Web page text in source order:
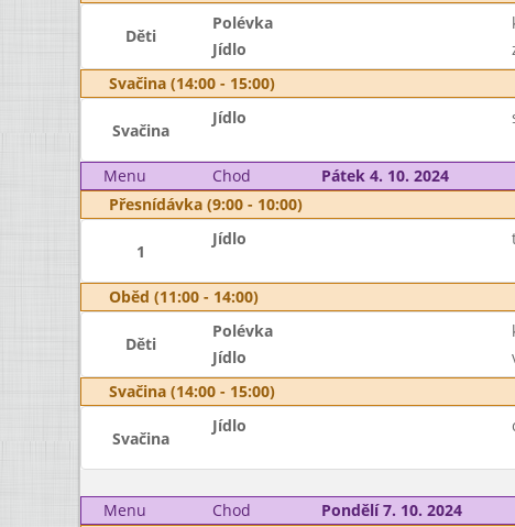
Děti
Polévka
Jídlo
Svačina (14:00 - 15:00)
Svačina
Jídlo
Menu Chod Pátek 4. 10. 2024
Přesnídávka (9:00 - 10:00)
1
Jídlo
Oběd (11:00 - 14:00)
Děti
Polévka
Jídlo
Svačina (14:00 - 15:00)
Svačina
Jídlo
Menu
Chod Pondělí 7. 10. 2024